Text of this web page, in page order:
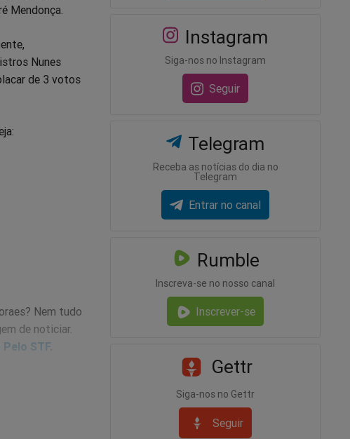
Mendonça.
Nunes
de 3 votos
Nem tudo
de noticiar.
STF.
Instagram
Siga-nos no Instagram
Seguir
Telegram
Receba as notícias do dia no
Telegram
Entrar no canal
Rumble
Inscreva-se no nosso canal
Inscrever-se
Gettr
Siga-nos no Gettr
Seguir